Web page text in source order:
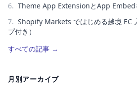
6. Theme App ExtensionとApp Embed
7. Shopify Markets ではじめる越境 EC
プ付き）
すべての記事 →
月別アーカイブ